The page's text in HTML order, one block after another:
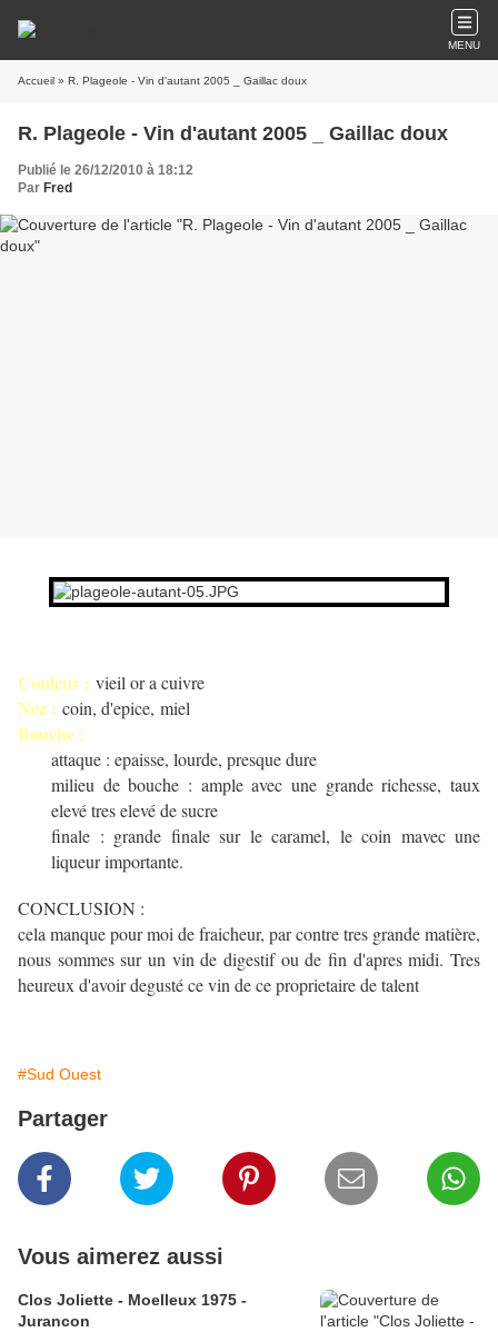
MENU
Accueil » R. Plageole - Vin d'autant 2005 _ Gaillac doux
R. Plageole - Vin d'autant 2005 _ Gaillac doux
Publié le 26/12/2010 à 18:12
Par Fred
Couleur : vieil or a cuivre
Nez : coin, d'epice, miel
Bouche :
attaque : epaisse, lourde, presque dure
milieu de bouche : ample avec une grande richesse, taux
elevé tres elevé de sucre
finale : grande finale sur le caramel, le coin mavec une
liqueur importante.
CONCLUSION :
cela manque pour moi de fraicheur, par contre tres grande matière,
nous sommes sur un vin de digestif ou de fin d'apres midi. Tres
heureux d'avoir degusté ce vin de ce proprietaire de talent
#Sud Ouest
Partager
Vous aimerez aussi
Clos Joliette - Moelleux 1975 -
Jurancon